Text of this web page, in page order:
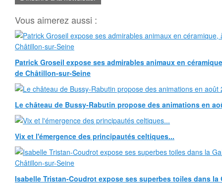
Vous aimerez aussi :
Patrick Groseil expose ses admirables animaux en
de Châtillon-sur-Seine
Le château de Bussy-Rabutin propose des animations en
Vix et l'émergence des principautés celtiques...
Isabelle Tristan-Coudrot expose ses superbes toiles dans la